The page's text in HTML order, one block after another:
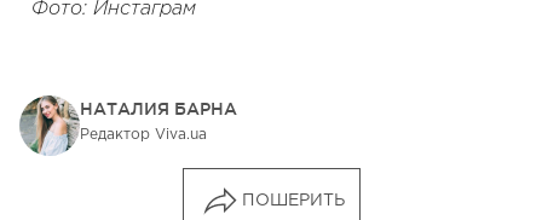
Фото: Инстаграм
НАТАЛИЯ БАРНА
Редактор Viva.ua
ПОШЕРИТЬ